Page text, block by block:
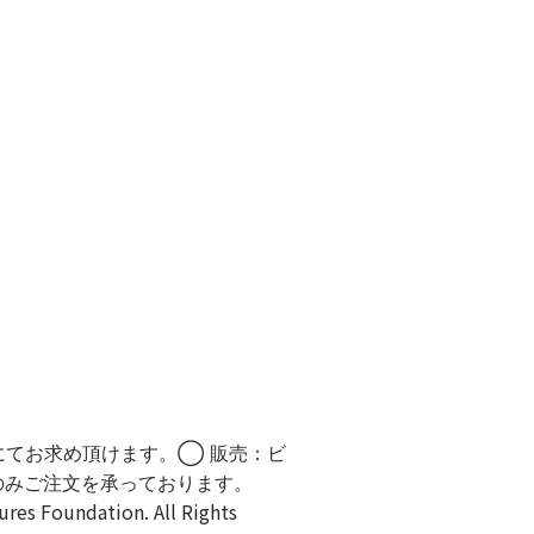
てお求め頂けます。◯ 販売：ビ
ご注文を承っております。
Foundation. All Rights